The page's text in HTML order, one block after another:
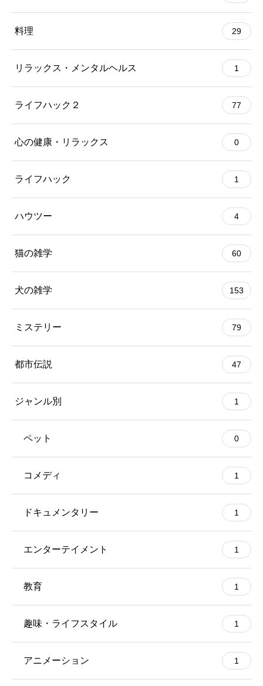
料理 29
リラックス・メンタルヘルス 1
ライフハック２ 77
心の健康・リラックス 0
ライフハック 1
ハウツー 4
猫の雑学 60
犬の雑学 153
ミステリー 79
都市伝説 47
ジャンル別 1
ペット 0
コメディ 1
ドキュメンタリー 1
エンターテイメント 1
教育 1
趣味・ライフスタイル 1
アニメーション 1